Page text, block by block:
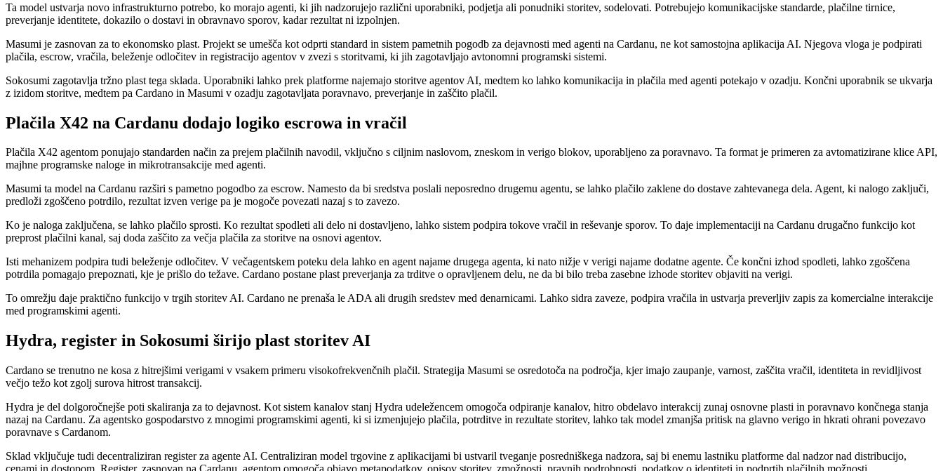
Ta model ustvarja novo infrastrukturno potrebo, ko morajo agenti, ki jih nadzorujejo različni uporabniki, podjetja ali ponudniki storitev, sodelovati. Potrebujejo komunikacijske standarde, plačilne tirnice,
preverjanje identitete, dokazilo o dostavi in obravnavo sporov, kadar rezultat ni izpolnjen.
Masumi je zasnovan za to ekonomsko plast. Projekt se umešča kot odprti standard in sistem pametnih pogodb za dejavnosti med agenti na Cardanu, ne kot samostojna aplikacija AI. Njegova vloga je podpirati
plačila, escrow, vračila, beleženje odločitev in registracijo agentov v zvezi s storitvami, ki jih zagotavljajo avtonomni programski sistemi.
Sokosumi zagotavlja tržno plast tega sklada. Uporabniki lahko prek platforme najemajo storitve agentov AI, medtem ko lahko komunikacija in plačila med agenti potekajo v ozadju. Končni uporabnik se ukvarja
z izidom storitve, medtem pa Cardano in Masumi v ozadju zagotavljata poravnavo, preverjanje in zaščito plačil.
Plačila X42 na Cardanu dodajo logiko escrowa in vračil
Plačila X42 agentom ponujajo standarden način za prejem plačilnih navodil, vključno s ciljnim naslovom, zneskom in verigo blokov, uporabljeno za poravnavo. Ta format je primeren za avtomatizirane klice API,
majhne programske naloge in mikrotransakcije med agenti.
Masumi ta model na Cardanu razširi s pametno pogodbo za escrow. Namesto da bi sredstva poslali neposredno drugemu agentu, se lahko plačilo zaklene do dostave zahtevanega dela. Agent, ki nalogo zaključi,
predloži zgoščeno potrdilo, rezultat izven verige pa je mogoče povezati nazaj s to zavezo.
Ko je naloga zaključena, se lahko plačilo sprosti. Ko rezultat spodleti ali delo ni dostavljeno, lahko sistem podpira tokove vračil in reševanje sporov. To daje implementaciji na Cardanu drugačno funkcijo kot
preprost plačilni kanal, saj doda zaščito za večja plačila za storitve na osnovi agentov.
Isti mehanizem podpira tudi beleženje odločitev. V večagentskem poteku dela lahko en agent najame drugega agenta, ki nato nižje v verigi najame dodatne agente. Če končni izhod spodleti, lahko zgoščena
potrdila pomagajo prepoznati, kje je prišlo do težave. Cardano postane plast preverjanja za trditve o opravljenem delu, ne da bi bilo treba zasebne izhode storitev objaviti na verigi.
To omrežju daje praktično funkcijo v trgih storitev AI. Cardano ne prenaša le ADA ali drugih sredstev med denarnicami. Lahko sidra zaveze, podpira vračila in ustvarja preverljiv zapis za komercialne interakcije
med programskimi agenti.
Hydra, register in Sokosumi širijo plast storitev AI
Cardano se trenutno ne kosa z hitrejšimi verigami v vsakem primeru visokofrekvenčnih plačil. Strategija Masumi se osredotoča na področja, kjer imajo zaupanje, varnost, zaščita vračil, identiteta in revidljivost
večjo težo kot zgolj surova hitrost transakcij.
Hydra je del dolgoročnejše poti skaliranja za to dejavnost. Kot sistem kanalov stanj Hydra udeležencem omogoča odpiranje kanalov, hitro obdelavo interakcij zunaj osnovne plasti in poravnavo končnega stanja
nazaj na Cardanu. Za agentsko gospodarstvo z mnogimi programskimi agenti, ki si izmenjujejo plačila, potrditve in rezultate storitev, lahko tak model zmanjša pritisk na glavno verigo in hkrati ohrani povezavo
poravnave s Cardanom.
Sklad vključuje tudi decentraliziran register za agente AI. Centraliziran model trgovine z aplikacijami bi ustvaril tveganje posredniškega nadzora, saj bi enemu lastniku platforme dal nadzor nad distribucijo,